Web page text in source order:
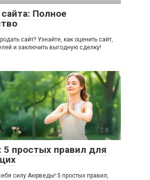
Полное
сайт? Узнайте, как оценить сайт,
и заключить выгодную сделку!
0
простых правил для
силу Аюрведы! 5 простых правил,